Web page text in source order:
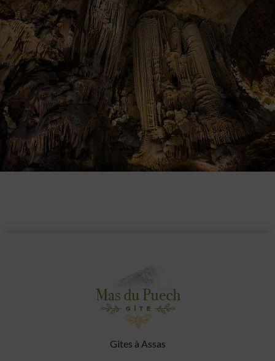
Gites à Assas